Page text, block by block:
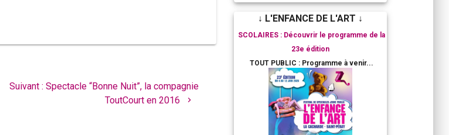
Suivant : Article
Spectacle “Bonne Nuit”, la compagnie
ToutCourt en 2016
↓ L'ENFANCE DE L'ART ↓
SCOLAIRES : Découvrir le programme de la
23e édition
TOUT PUBLIC : Programme à venir...